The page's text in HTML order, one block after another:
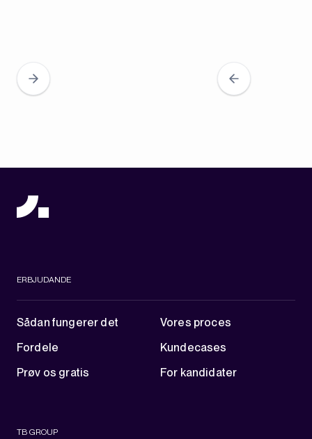
ERBJUDANDE
Sådan fungerer det
Vores proces
Fordele
Kundecases
Prøv os gratis
For kandidater
TB GROUP